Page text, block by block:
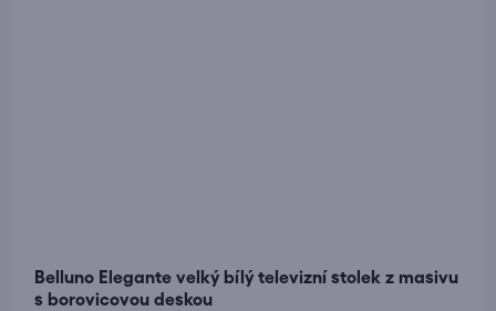
Belluno Elegante velký bílý televizní stolek z masivu
s borovicovou deskou